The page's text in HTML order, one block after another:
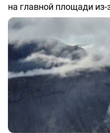
на главной площади